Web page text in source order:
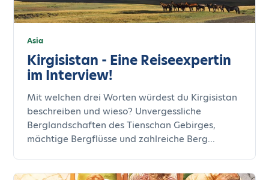
Asia
Kirgisistan - Eine Reiseexpertin
im Interview!
Mit welchen drei Worten würdest du Kirgisistan
beschreiben und wieso? Unvergessliche
Berglandschaften des Tienschan Gebirges,
mächtige Bergflüsse und zahlreiche Berg...